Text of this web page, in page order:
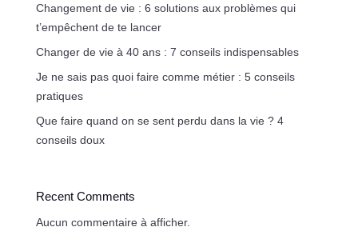
Changement de vie : 6 solutions aux problèmes qui
t’empêchent de te lancer
Changer de vie à 40 ans : 7 conseils indispensables
Je ne sais pas quoi faire comme métier : 5 conseils
pratiques
Que faire quand on se sent perdu dans la vie ? 4
conseils doux
Recent Comments
Aucun commentaire à afficher.